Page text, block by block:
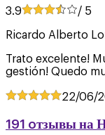
3.9 / 5
Ricardo Alberto
Trato excelente!
gestión! Quedo
22/06/
191 oтзывы на